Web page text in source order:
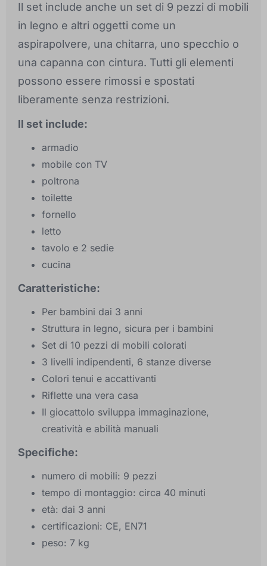
Il set include anche un set di 9 pezzi di mobili
in legno e altri oggetti come un
aspirapolvere, una chitarra, uno specchio o
una capanna con cintura. Tutti gli elementi
possono essere rimossi e spostati
liberamente senza restrizioni.
Il set include:
armadio
mobile con TV
poltrona
toilette
fornello
letto
tavolo e 2 sedie
cucina
Caratteristiche:
Per bambini dai 3 anni
Struttura in legno, sicura per i bambini
Set di 10 pezzi di mobili colorati
3 livelli indipendenti, 6 stanze diverse
Colori tenui e accattivanti
Riflette una vera casa
Il giocattolo sviluppa immaginazione,
creatività e abilità manuali
Specifiche:
numero di mobili: 9 pezzi
tempo di montaggio: circa 40 minuti
età: dai 3 anni
certificazioni: CE, EN71
peso: 7 kg